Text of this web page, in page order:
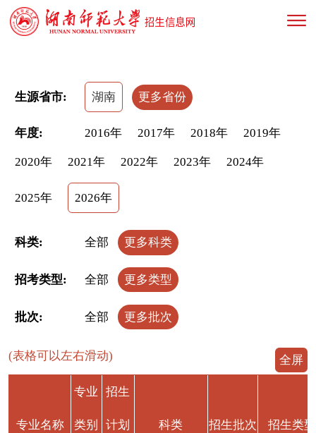
生源省市: 湖南 更多省份
年度: 2016年 2017年 2018年 2019年
2020年 2021年 2022年 2023年 2024年
2025年 2026年
科类: 全部 更多科类
招考类型: 全部 更多类型
批次: 全部 更多批次
(表格可以左右滑动) 全屏
专业名称
专业
类别
招生
计划 科类 招生批次 招生类型